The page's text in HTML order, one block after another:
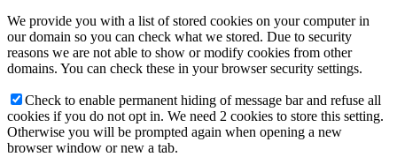
We provide you with a list of stored cookies on your computer in
our domain so you can check what we stored. Due to security
reasons we are not able to show or modify cookies from other
domains. You can check these in your browser security settings.
Check to enable permanent hiding of message bar and refuse all
cookies if you do not opt in. We need 2 cookies to store this setting.
Otherwise you will be prompted again when opening a new
browser window or new a tab.